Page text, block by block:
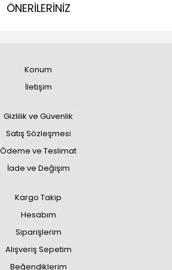
ÖNERİLERİNİZ
Konum
İletişim
Gizlilik ve Güvenlik
Satış Sözleşmesi
Ödeme ve Teslimat
İade ve Değişim
Kargo Takip
Hesabım
Siparişlerim
Alışveriş Sepetim
Beğendiklerim